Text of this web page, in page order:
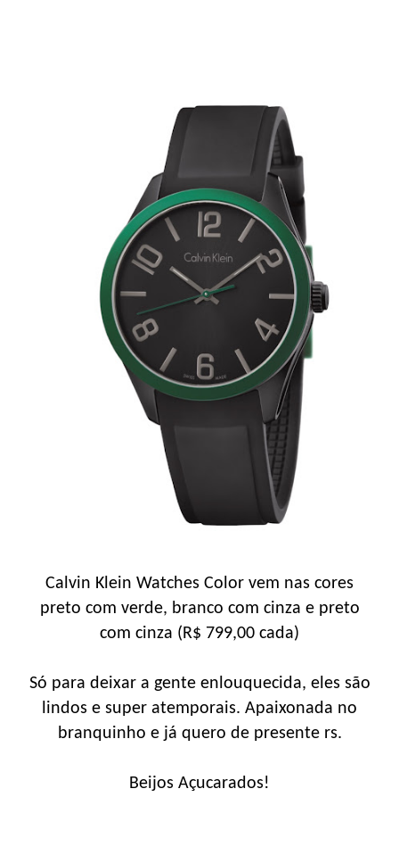
Calvin Klein Watches Color vem nas cores
preto com verde, branco com cinza e preto
com cinza (R$ 799,00 cada)
Só para deixar a gente enlouquecida, eles são
lindos e super atemporais. Apaixonada no
branquinho e já quero de presente rs.
Beijos Açucarados!